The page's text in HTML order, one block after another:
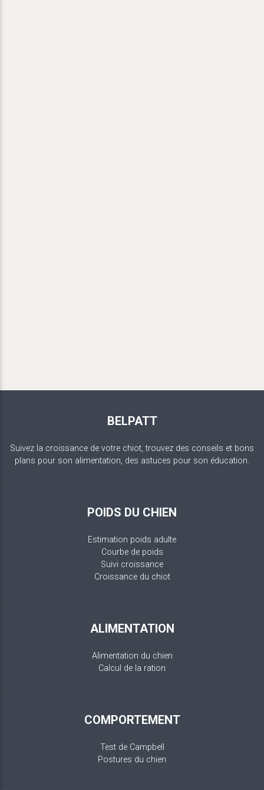
BELPATT
Suivez la croissance de votre chiot, trouvez des conseils et bons
plans pour son alimentation, des astuces pour son éducation.
POIDS DU CHIEN
Estimation poids adulte
Courbe de poids
Suivi croissance
Croissance du chiot
ALIMENTATION
Alimentation du chien
Calcul de la ration
COMPORTEMENT
Test de Campbell
Postures du chien